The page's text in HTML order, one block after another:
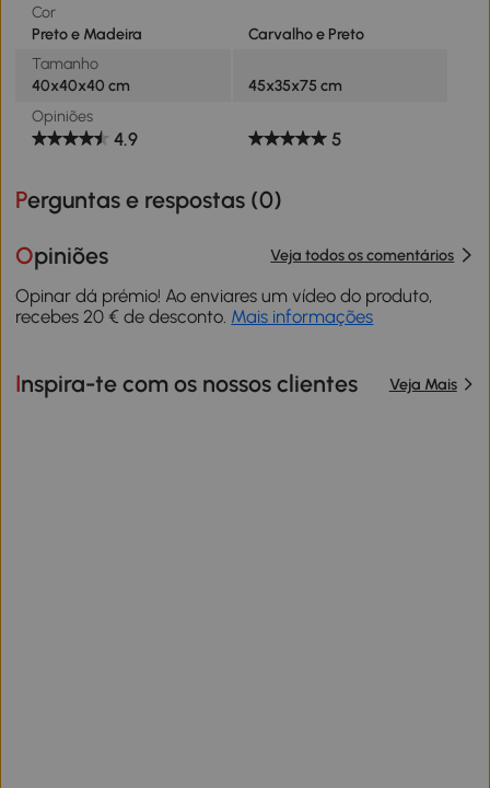
Cor
Preto e Madeira
Carvalho e Preto
Tamanho
40x40x40 cm
45x35x75 cm
Opiniões
4.9 5
Perguntas e respostas (0)
Opiniões Veja todos os comentários
Opinar dá prémio! Ao enviares um vídeo do produto,
recebes 20 € de desconto. Mais informações
Inspira-te com os nossos clientes Veja Mais